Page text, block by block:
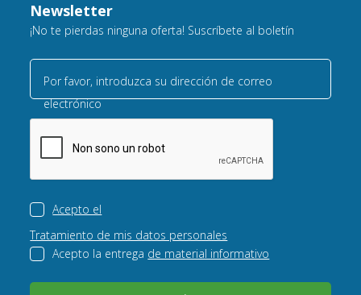
Newsletter
¡No te pierdas ninguna oferta! Suscríbete al boletín
Por favor, introduzca su dirección de correo
electrónico
Acepto el
Tratamiento de mis datos personales
Acepto la entrega de material informativo